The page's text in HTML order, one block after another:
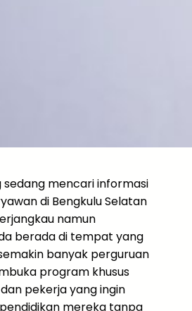
sedang mencari informasi
di Bengkulu Selatan
namun
berada di tempat yang
banyak perguruan
program khusus
pekerja yang ingin
mereka tanpa